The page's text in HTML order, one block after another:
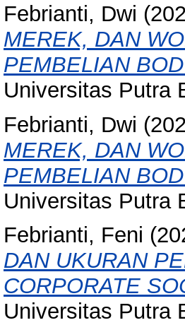
Febrianti, Dwi
MEREK, DAN
PEMBELIAN
Universitas Putra
Febrianti, Dwi
MEREK, DAN
PEMBELIAN
Universitas Putra
Febrianti, Feni
DAN UKURAN
CORPORATE
Universitas Putra